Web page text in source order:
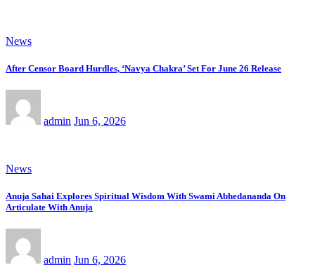
News
After Censor Board Hurdles, ‘Navya Chakra’ Set For June 26 Release
admin Jun 6, 2026
News
Anuja Sahai Explores Spiritual Wisdom With Swami Abhedananda On
Articulate With Anuja
admin Jun 6, 2026